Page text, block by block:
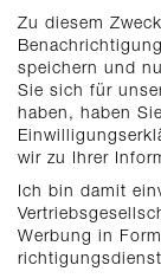
Zu diesem
speichern und
Sie sich für
haben, haben
wir zu Ihrer
Ich bin damit
Werbung in